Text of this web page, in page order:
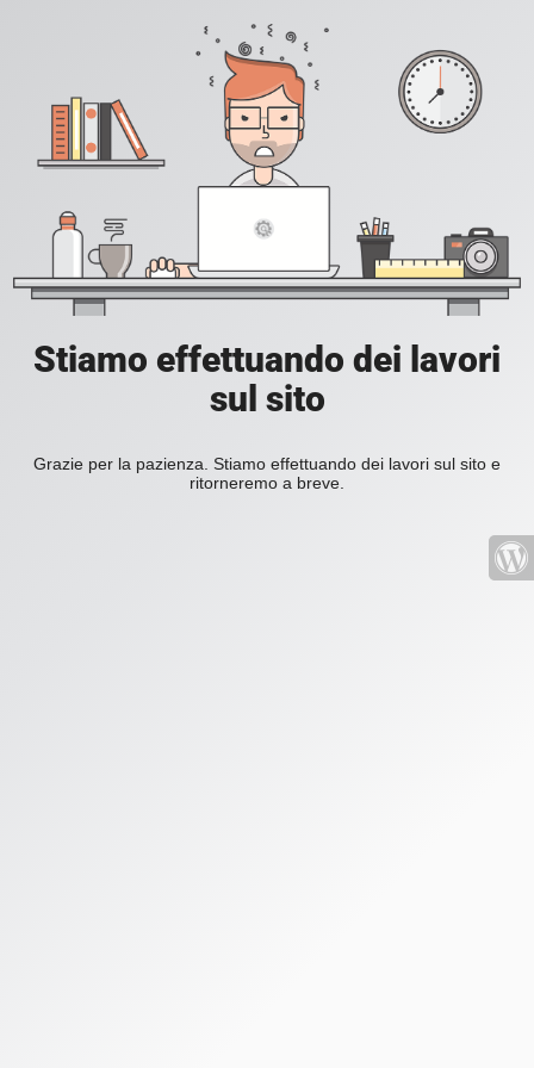
Stiamo effettuando dei lavori
sul sito
Grazie per la pazienza. Stiamo effettuando dei lavori sul sito e
ritorneremo a breve.